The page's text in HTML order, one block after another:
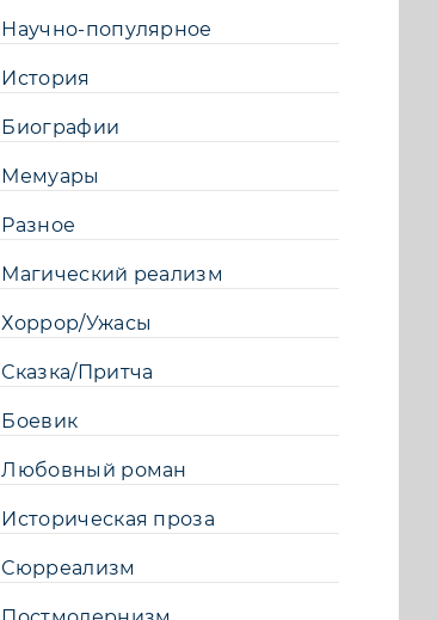
Научно-популярное
История
Биографии
Мемуары
Разное
Магический реализм
Хоррор/Ужасы
Сказка/Притча
Боевик
Любовный роман
Историческая проза
Сюрреализм